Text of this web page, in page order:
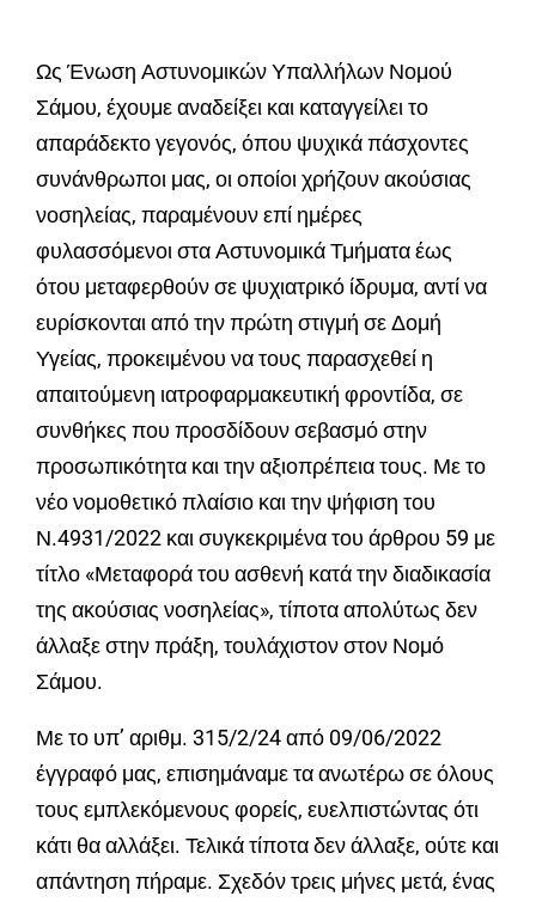
Ως Ένωση Αστυνομικών Υπαλλήλων Νομού
Σάμου, έχουμε αναδείξει και καταγγείλει το
απαράδεκτο γεγονός, όπου ψυχικά πάσχοντες
συνάνθρωποι μας, οι οποίοι χρήζουν ακούσιας
νοσηλείας, παραμένουν επί ημέρες
φυλασσόμενοι στα Αστυνομικά Τμήματα έως
ότου μεταφερθούν σε ψυχιατρικό ίδρυμα, αντί να
ευρίσκονται από την πρώτη στιγμή σε Δομή
Υγείας, προκειμένου να τους παρασχεθεί η
απαιτούμενη ιατροφαρμακευτική φροντίδα, σε
συνθήκες που προσδίδουν σεβασμό στην
προσωπικότητα και την αξιοπρέπεια τους. Με το
νέο νομοθετικό πλαίσιο και την ψήφιση του
Ν.4931/2022 και συγκεκριμένα του άρθρου 59 με
τίτλο «Μεταφορά του ασθενή κατά την διαδικασία
της ακούσιας νοσηλείας», τίποτα απολύτως δεν
άλλαξε στην πράξη, τουλάχιστον στον Νομό
Σάμου.
Με το υπ’ αριθμ. 315/2/24 από 09/06/2022
έγγραφό μας, επισημάναμε τα ανωτέρω σε όλους
τους εμπλεκόμενους φορείς, ευελπιστώντας ότι
κάτι θα αλλάξει. Τελικά τίποτα δεν άλλαξε, ούτε και
απάντηση πήραμε. Σχεδόν τρεις μήνες μετά, ένας